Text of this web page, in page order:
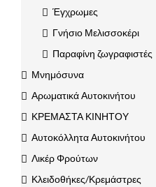
Έγχρωμες
Γνήσιο Μελισσοκέρι
Παραφίνη ζωγραφιστές
Μνημόσυνα
Αρωματικά Αυτοκινήτου
ΚΡΕΜΑΣΤΑ ΚΙΝΗΤΟΥ
Αυτοκόλλητα Αυτοκινήτου
Λικέρ Φρούτων
Κλειδοθήκες/Κρεμάστρες